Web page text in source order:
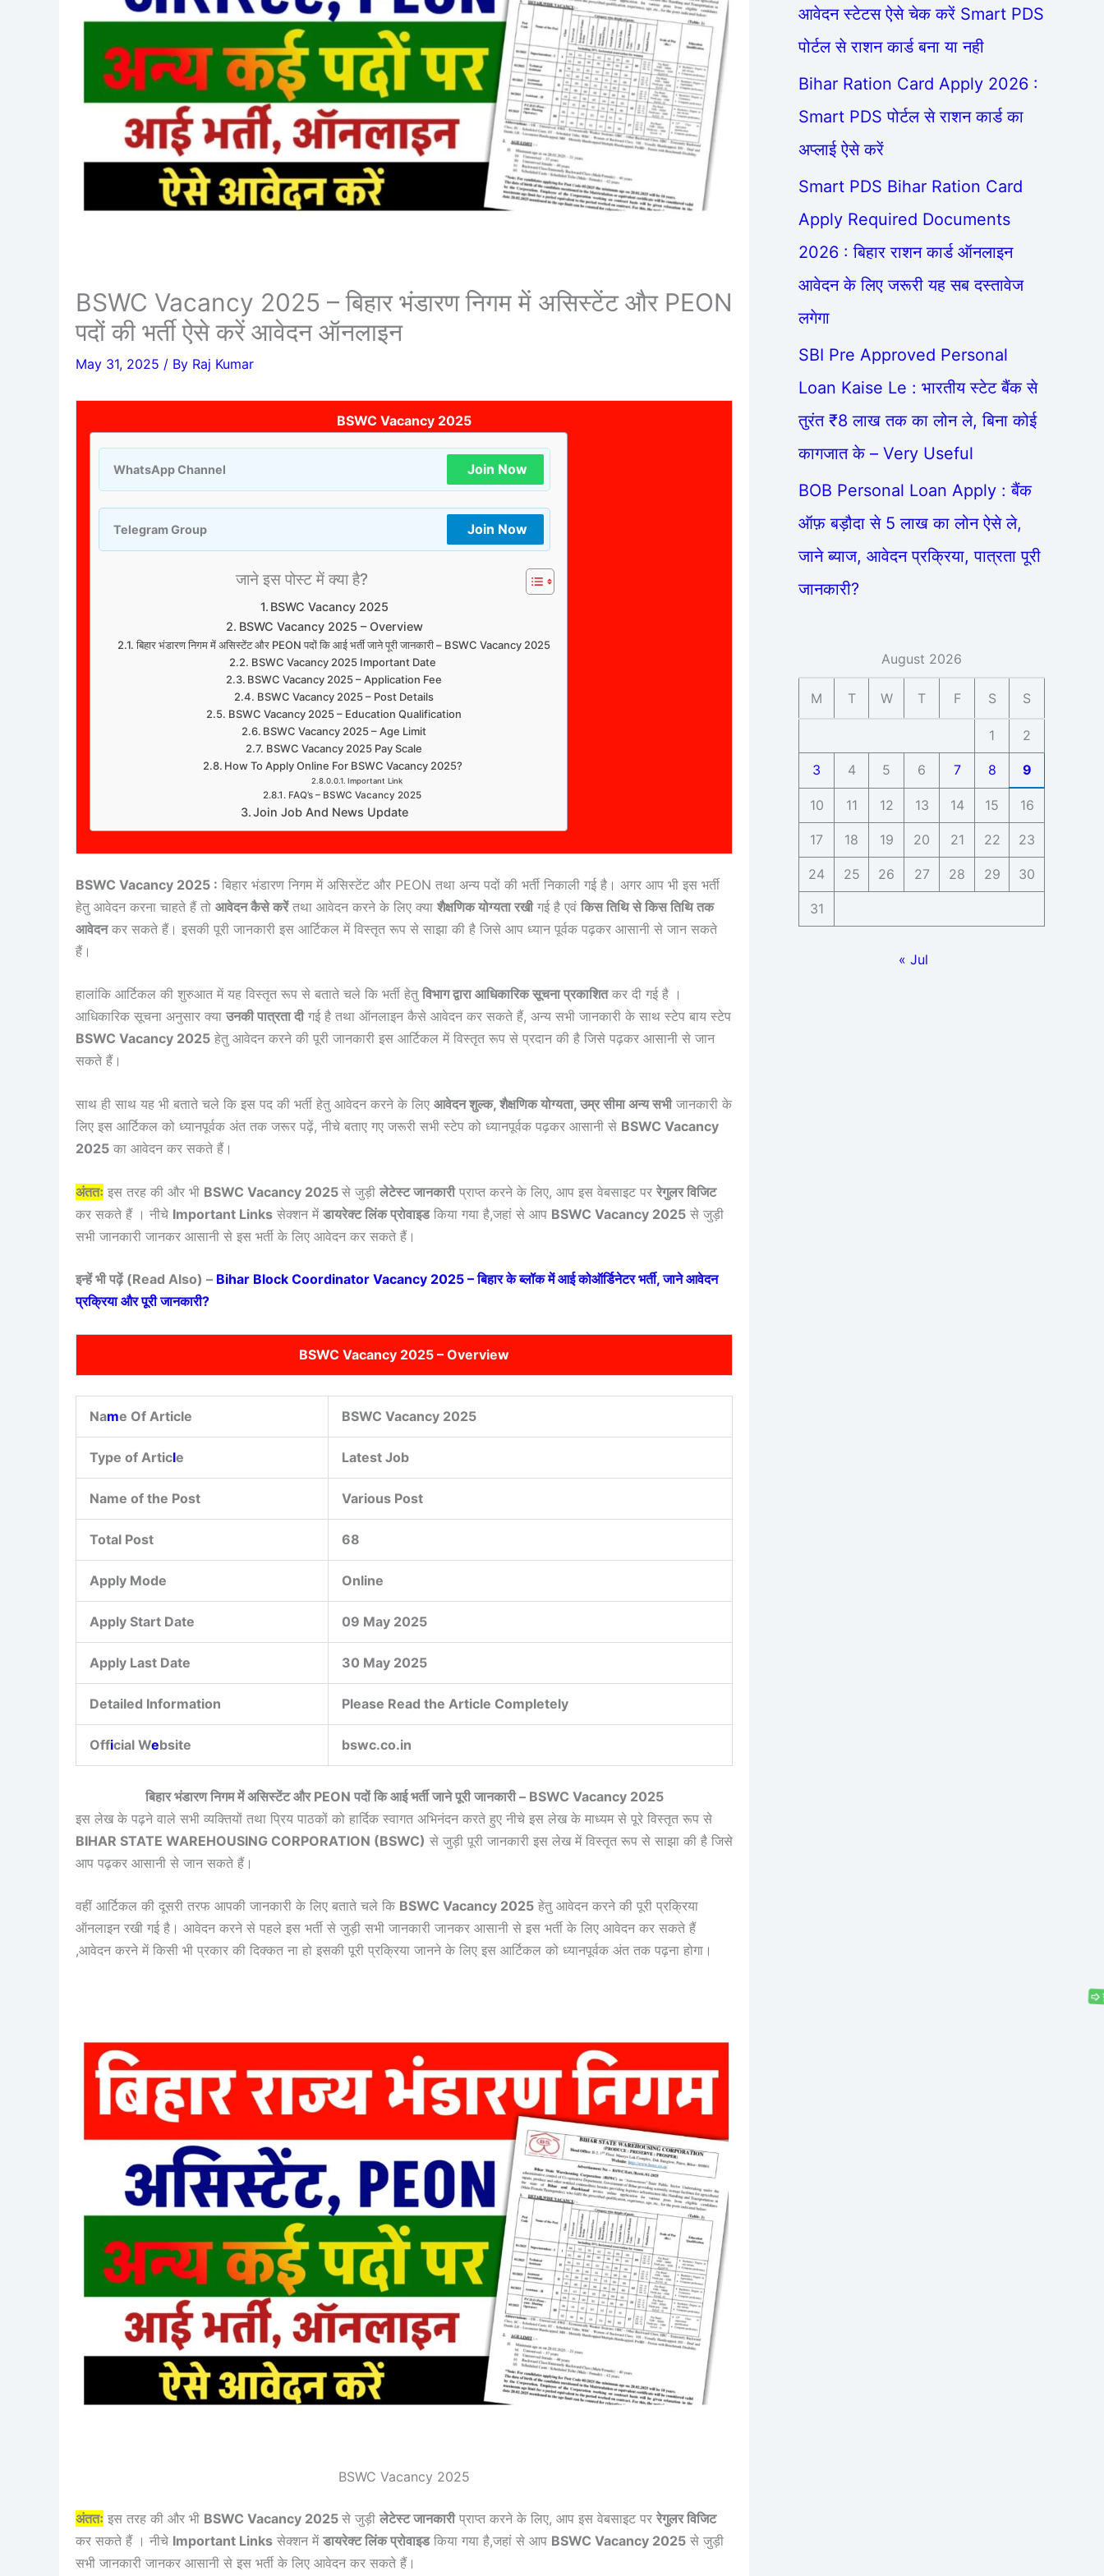
BSWC Vacancy 2025 – बिहार भंडारण निगम में असिस्टेंट और PEON
पदों की भर्ती ऐसे करें आवेदन ऑनलाइन
May 31, 2025 / By Raj Kumar
BSWC Vacancy 2025
WhatsApp Channel Join Now
Telegram Group Join Now
जाने इस पोस्ट में क्या है?
BSWC Vacancy 2025
BSWC Vacancy 2025 – Overview
बिहार भंडारण निगम में असिस्टेंट और PEON पदों कि आई भर्ती जाने पूरी जानकारी – BSWC Vacancy 2025
BSWC Vacancy 2025 Important Date
BSWC Vacancy 2025 – Application Fee
BSWC Vacancy 2025 – Post Details
BSWC Vacancy 2025 – Education Qualification
BSWC Vacancy 2025 – Age Limit
BSWC Vacancy 2025 Pay Scale
How To Apply Online For BSWC Vacancy 2025?
Important Link
FAQ’s – BSWC Vacancy 2025
Join Job And News Update
BSWC Vacancy 2025 : बिहार भंडारण निगम में असिस्टेंट और PEON तथा अन्य पदों की भर्ती निकाली गई है। अगर आप भी इस भर्ती
हेतु आवेदन करना चाहते हैं तो आवेदन कैसे करेंतथा आवेदन करने के लिए क्या शैक्षणिक योग्यता रखीगई है एवं किस तिथि से किस तिथि तक
आवेदनकर सकते हैं। इसकी पूरी जानकारी इस आर्टिकल में विस्तृत रूप से साझा की है जिसे आप ध्यान पूर्वक पढ़कर आसानी से जान सकते
हैं।
हालांकि आर्टिकल की शुरुआत में यह विस्तृत रूप से बताते चले कि भर्ती हेतु विभाग द्वारा आधिकारिक सूचना प्रकाशितकर दी गई है ।
आधिकारिक सूचना अनुसार क्या उनकी पात्रता दीगई है तथा ऑनलाइन कैसे आवेदन कर सकते हैं, अन्य सभी जानकारी के साथ स्टेप बाय स्टेप
BSWC Vacancy 2025 हेतु आवेदन करने की पूरी जानकारी इस आर्टिकल में विस्तृत रूप से प्रदान की है जिसे पढ़कर आसानी से जान
सकते हैं।
साथ ही साथ यह भी बताते चले कि इस पद की भर्ती हेतु आवेदन करने के लिए आवेदन शुल्क, शैक्षणिक योग्यता, उम्र सीमा अन्य सभीजानकारी के
लिए इस आर्टिकल को ध्यानपूर्वक अंत तक जरूर पढ़ें, नीचे बताए गए जरूरी सभी स्टेप को ध्यानपूर्वक पढ़कर आसानी से BSWC Vacancy
2025 का आवेदन कर सकते हैं।
अंततः इस तरह की और भी BSWC Vacancy 2025 से जुड़ी लेटेस्ट जानकारीप्राप्त करने के लिए, आप इस वेबसाइट पर रेगुलर विजिट
कर सकते हैं । नीचे Important Links सेक्शन में डायरेक्ट लिंक प्रोवाइडकिया गया है,जहां से आप BSWC Vacancy 2025 से जुड़ी
सभी जानकारी जानकर आसानी से इस भर्ती के लिए आवेदन कर सकते हैं।
इन्हें भी पढ़ें (Read Also) – Bihar Block Coordinator Vacancy 2025 – बिहार के ब्लॉक में आई कोऑर्डिनेटर भर्ती, जाने आवेदन
प्रक्रिया और पूरी जानकारी?
BSWC Vacancy 2025 – Overview
Name Of Article BSWC Vacancy 2025
Type of Article Latest Job
Name of the Post Various Post
Total Post 68
Apply Mode Online
Apply Start Date 09 May 2025
Apply Last Date 30 May 2025
Detailed Information Please Read the Article Completely
Official Website bswc.co.in
बिहार भंडारण निगम में असिस्टेंट और PEON पदों कि आई भर्ती जाने पूरी जानकारी – BSWC Vacancy 2025
इस लेख के पढ़ने वाले सभी व्यक्तियों तथा प्रिय पाठकों को हार्दिक स्वागत अभिनंदन करते हुए नीचे इस लेख के माध्यम से पूरे विस्तृत रूप से
BIHAR STATE WAREHOUSING CORPORATION (BSWC) से जुड़ी पूरी जानकारी इस लेख में विस्तृत रूप से साझा की है जिसे
आप पढ़कर आसानी से जान सकते हैं।
वहीं आर्टिकल की दूसरी तरफ आपकी जानकारी के लिए बताते चले कि BSWC Vacancy 2025 हेतु आवेदन करने की पूरी प्रक्रिया
ऑनलाइन रखी गई है। आवेदन करने से पहले इस भर्ती से जुड़ी सभी जानकारी जानकर आसानी से इस भर्ती के लिए आवेदन कर सकते हैं
,आवेदन करने में किसी भी प्रकार की दिक्कत ना हो इसकी पूरी प्रक्रिया जानने के लिए इस आर्टिकल को ध्यानपूर्वक अंत तक पढ़ना होगा।
BSWC Vacancy 2025
अंततः इस तरह की और भी BSWC Vacancy 2025 से जुड़ी लेटेस्ट जानकारीप्राप्त करने के लिए, आप इस वेबसाइट पर रेगुलर विजिट
कर सकते हैं । नीचे Important Links सेक्शन में डायरेक्ट लिंक प्रोवाइडकिया गया है,जहां से आप BSWC Vacancy 2025 से जुड़ी
सभी जानकारी जानकर आसानी से इस भर्ती के लिए आवेदन कर सकते हैं।
आवेदन स्टेटस ऐसे चेक करें Smart PDS
पोर्टल से राशन कार्ड बना या नही
Bihar Ration Card Apply 2026 :
Smart PDS पोर्टल से राशन कार्ड का
अप्लाई ऐसे करें
Smart PDS Bihar Ration Card
Apply Required Documents
2026 : बिहार राशन कार्ड ऑनलाइन
आवेदन के लिए जरूरी यह सब दस्तावेज
लगेगा
SBI Pre Approved Personal
Loan Kaise Le : भारतीय स्टेट बैंक से
तुरंत ₹8 लाख तक का लोन ले, बिना कोई
कागजात के – Very Useful
BOB Personal Loan Apply : बैंक
ऑफ़ बड़ौदा से 5 लाख का लोन ऐसे ले,
जाने ब्याज, आवेदन प्रक्रिया, पात्रता पूरी
जानकारी?
August 2026
M T W T F S S
1 2
3 4 5 6 7 8 9
10 11 12 13 14 15 16
17 18 19 20 21 22 23
24 25 26 27 28 29 30
31
« Jul